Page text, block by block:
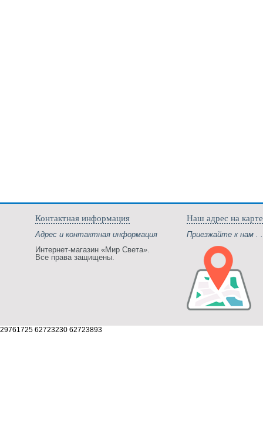
Контактная информация
Адрес и контактная информация
Интернет-магазин «Мир Света».
Все права защищены.
Наш адрес на карте
Приезжайте к нам .
29761725 62723230 62723893